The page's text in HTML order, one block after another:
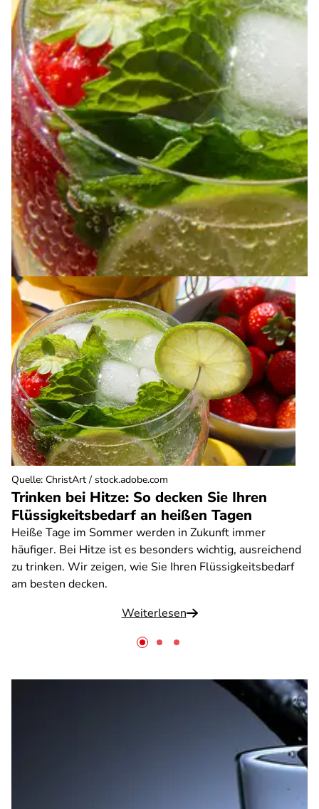
Trinken bei Hitze: So decken Sie Ihren
Flüssigkeitsbedarf an heißen Tagen
Heiße Tage im Sommer werden in Zukunft immer
häufiger. Bei Hitze ist es besonders wichtig, ausreichend
zu trinken. Wir zeigen, wie Sie Ihren Flüssigkeitsbedarf
am besten decken.
Weiterlesen
Quelle: ChristArt / stock.adobe.com